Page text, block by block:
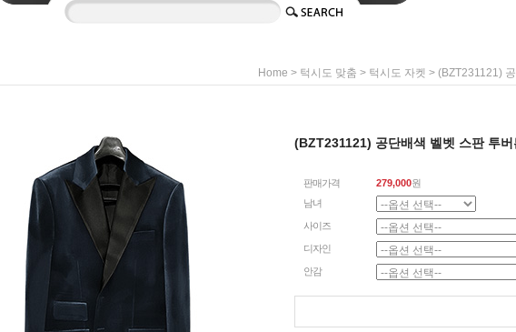
Home > 턱시도 맞춤 > 턱시도 자켓 > (BZT231121)
(BZT231121) 공단배색 벨벳 스판 투버
판매가격 279,000원
남녀
사이즈
디자인
안감